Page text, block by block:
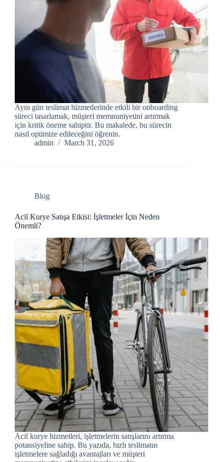
Aynı gün teslimat hizmetlerinde etkili bir onboarding
süreci tasarlamak, müşteri memnuniyetini artırmak
için kritik öneme sahiptir. Bu makalede, bu sürecin
nasıl optimize edileceğini öğrenin.
admin
March 31, 2026
Blog
Acil Kurye Satışa Etkisi: İşletmeler İçin Neden
Önemli?
Acil kurye hizmetleri, işletmelerin satışlarını artırma
potansiyeline sahip. Bu yazıda, hızlı teslimatın
işletmelere sağladığı avantajları ve müşteri